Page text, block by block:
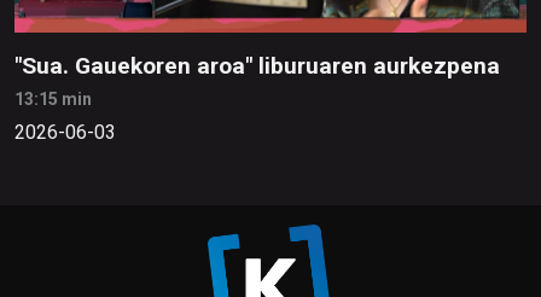
"Sua. Gauekoren aroa" liburuaren aurkezpena
13:15 min
2026-06-03